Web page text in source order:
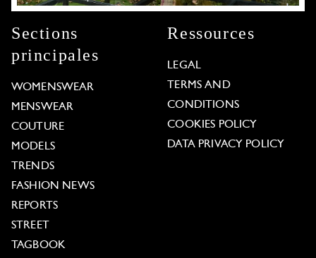
Sections
principales
WOMENSWEAR
MENSWEAR
COUTURE
MODELS
TRENDS
FASHION NEWS
REPORTS
STREET
TAGBOOK
Ressources
LEGAL
TERMS AND
CONDITIONS
COOKIES POLICY
DATA PRIVACY POLICY